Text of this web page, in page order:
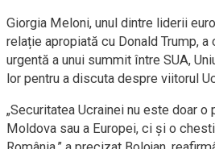
Giorgia Meloni, unul dintre liderii
relație apropiată cu Donald Trump,
urgentă a unui summit între SUA,
lor pentru a discuta despre viitorul
„Securitatea Ucrainei nu este doar
Moldova sau a Europei, ci și o